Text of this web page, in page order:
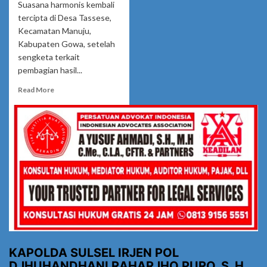
Suasana harmonis kembali
tercipta di Desa Tassese,
Kecamatan Manuju,
Kabupaten Gowa, setelah
sengketa terkait
pembagian hasil...
Read MoreRead
about
Sengketa
Pembagian
Hasil
Panen
di
Tassese
Berakhir
Damai,
LBH
No
No
Justice
KAPOLDA SULSEL IRJEN POL